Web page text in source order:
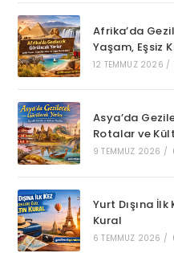
Afrika’da
Yaşam, Eşsiz
12 TEMMUZ 2026 /
Asya’da
Rotalar ve
9 TEMMUZ 2026 /
Yurt Dışına
Kural
6 TEMMUZ 2026 /